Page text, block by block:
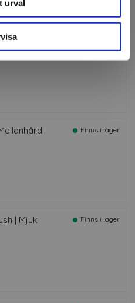
urval
9
Finns i lager
| Mjuk Finns i lager